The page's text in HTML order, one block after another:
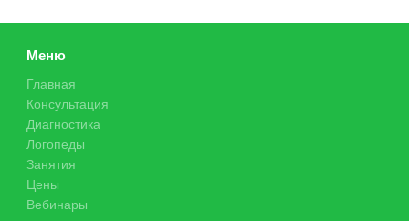
Меню
Главная
Консультация
Диагностика
Логопеды
Занятия
Цены
Вебинары